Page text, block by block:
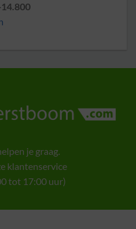
je graag.
klantenservice
tot 17:00 uur)